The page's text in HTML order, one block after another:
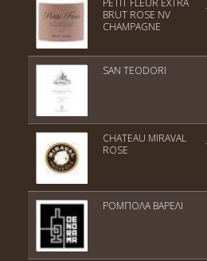
PETIT FLEUR EXTRA
BRUT ROSE NV
CHAMPAGNE
SAN TEODORI
CHATEAU MIRAVAL
ROSE
ΡΟΜΠΟΛΑ ΒΑΡΕΛΙ